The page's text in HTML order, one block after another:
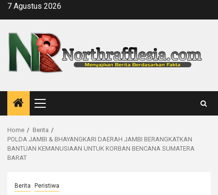
Skip7 Agustus 2026
Primary
Menu
Home
Berita
POLDA JAMBI & BHAYANGKARI DAERAH JAMBI BERANGKATKAN
BANTUAN KEMANUSIAAN UNTUK KORBAN BENCANA SUMATERA
BARAT
Berita Peristiwa